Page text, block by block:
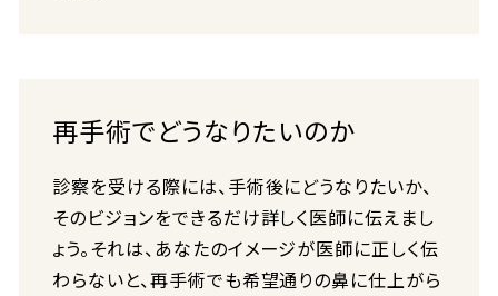
再手術でどうなりたいのか
診察を受ける際には、手術後にどうなりたいか、
そのビジョンをできるだけ詳しく医師に伝えまし
ょう。それは、あなたのイメージが医師に正しく伝
わらないと、再手術でも希望通りの鼻に仕上がら